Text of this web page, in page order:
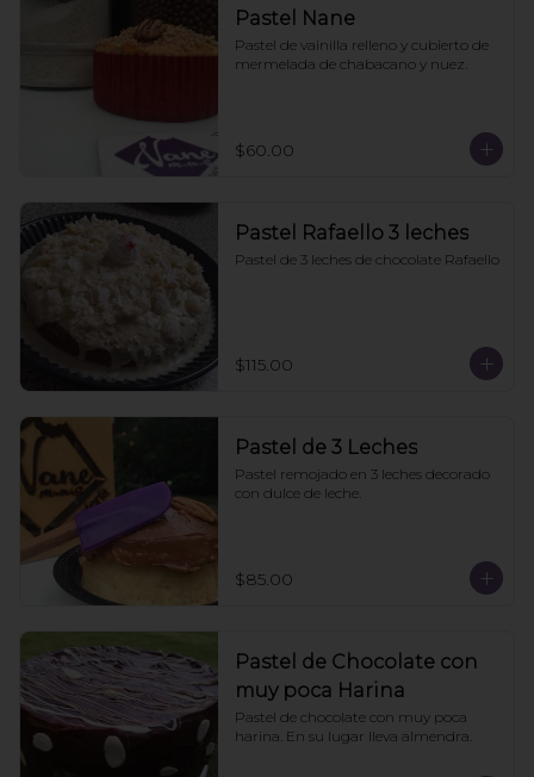
Pastel Nane
Pastel de vainilla relleno y cubierto de
mermelada de chabacano y nuez.
$60.00
Pastel Rafaello 3 leches
Pastel de 3 leches de chocolate Rafaello
$115.00
Pastel de 3 Leches
Pastel remojado en 3 leches decorado
con dulce de leche.
$85.00
Pastel de Chocolate con
muy poca Harina
Pastel de chocolate con muy poca
harina. En su lugar lleva almendra.